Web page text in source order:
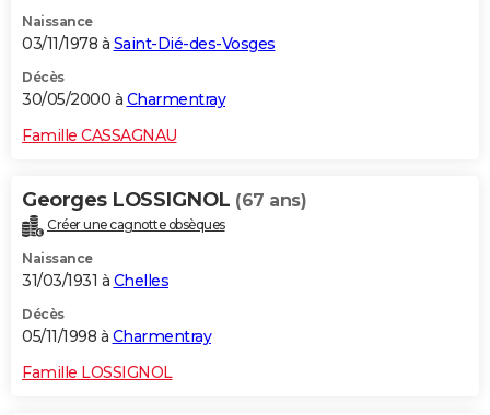
Naissance
03/11/1978 à Saint-Dié-des-Vosges
Décès
30/05/2000 à Charmentray
Famille CASSAGNAU
Georges LOSSIGNOL (67 ans)
Créer une cagnotte obsèques
Naissance
31/03/1931 à Chelles
Décès
05/11/1998 à Charmentray
Famille LOSSIGNOL